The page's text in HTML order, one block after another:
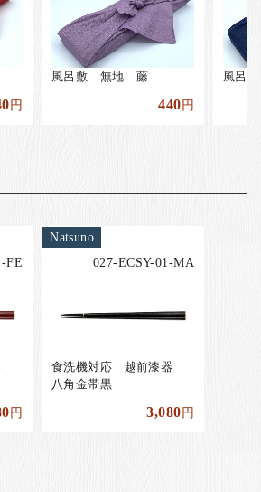
円
風呂敷 無地 藤
440円
風呂
FE
円
Natsuno
027-ECSY-01-MA
食洗機対応 越前漆器
八角金帯黒
3,080円